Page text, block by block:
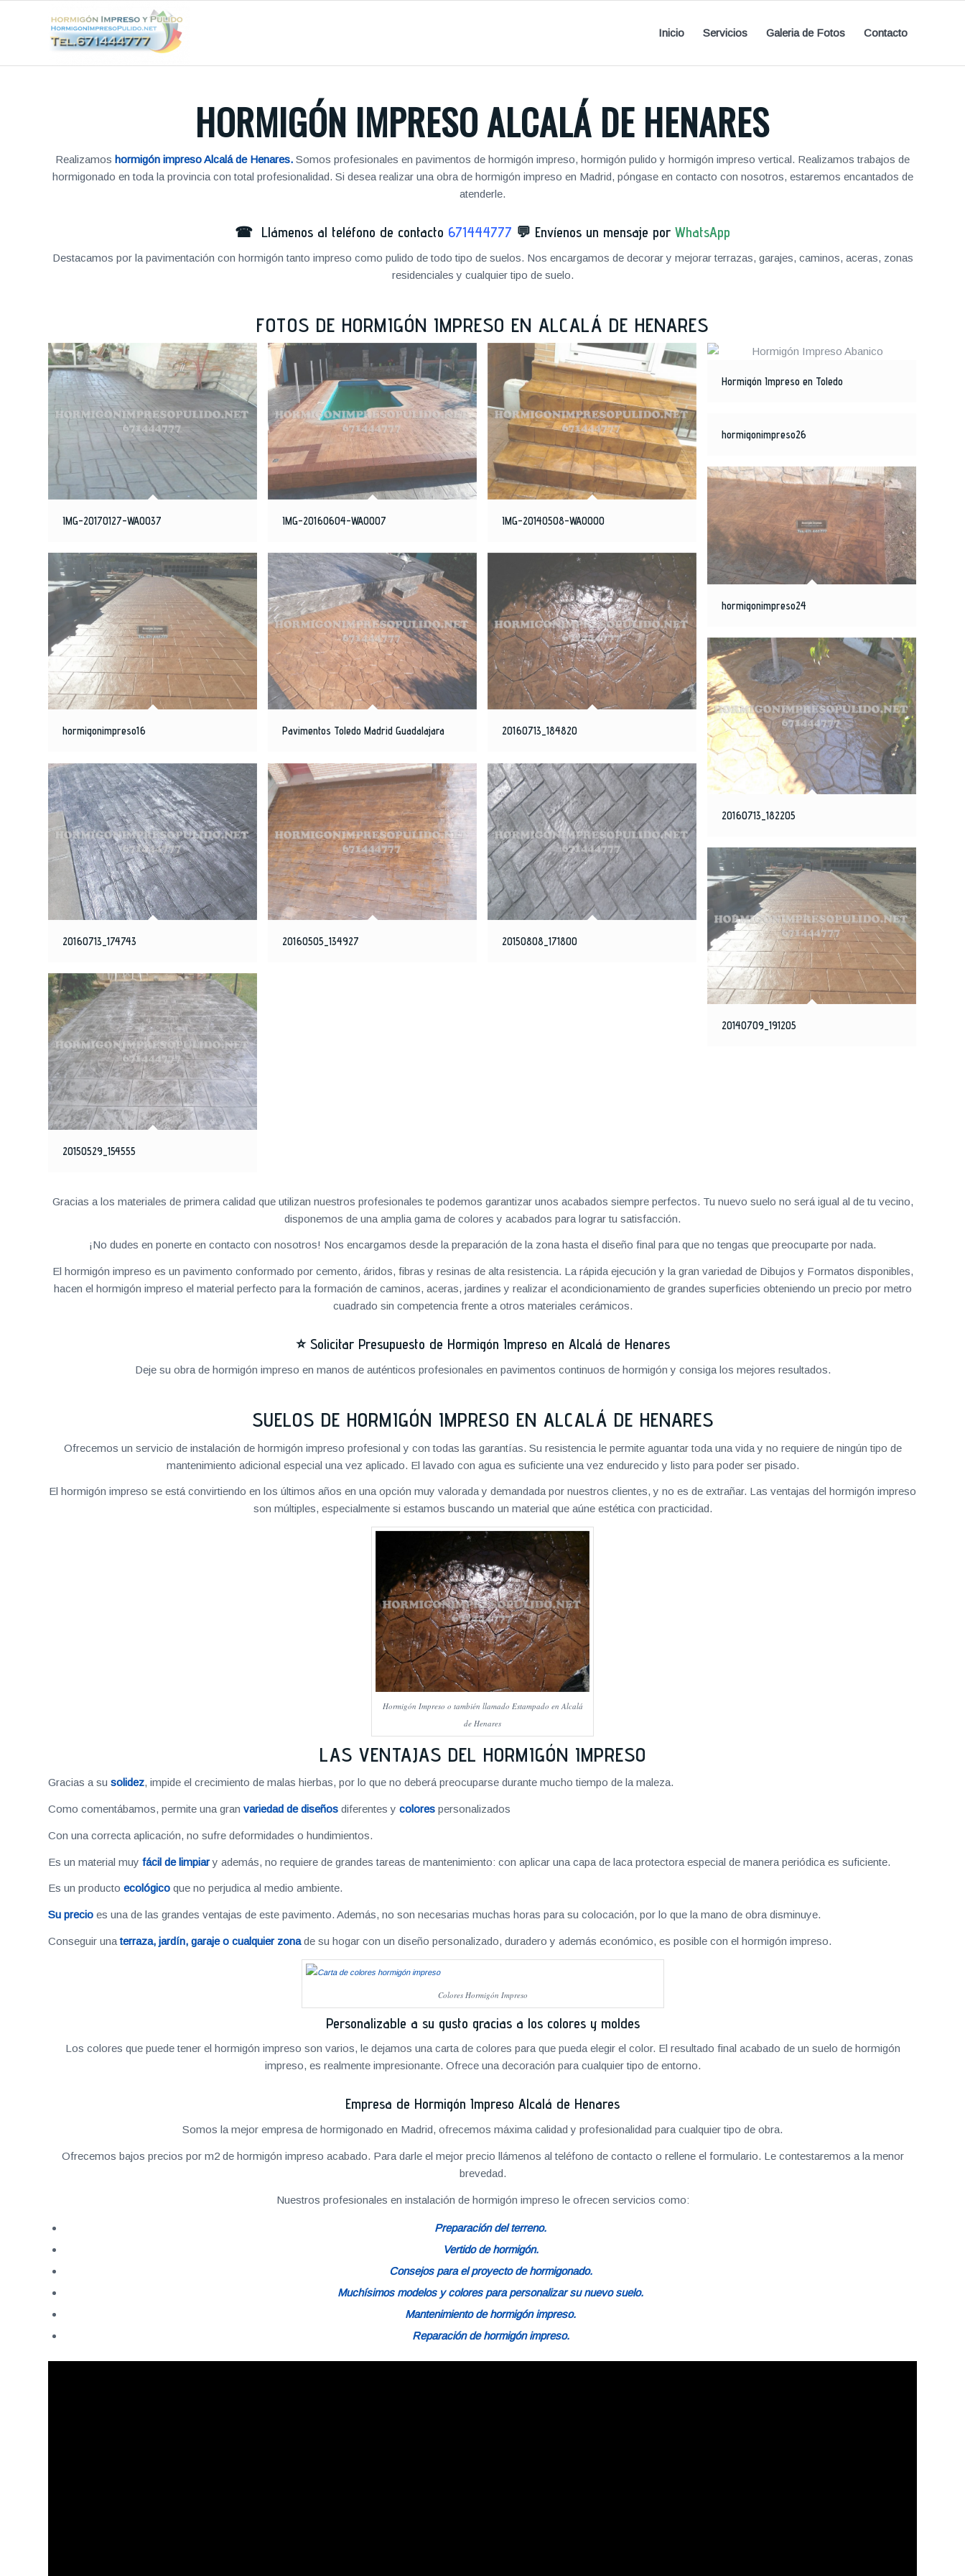
Inicio Servicios Galeria de Fotos Contacto
HORMIGÓN IMPRESO ALCALÁ DE HENARES
Realizamos hormigón impreso Alcalá de Henares. Somos profesionales en pavimentos de hormigón impreso, hormigón pulido y hormigón impreso vertical. Realizamos trabajos de
hormigonado en toda la provincia con total profesionalidad. Si desea realizar una obra de hormigón impreso en Madrid, póngase en contacto con nosotros, estaremos encantados de
atenderle.
☎ Llámenos al teléfono de contacto 671444777 💬 Envíenos un mensaje por WhatsApp
Destacamos por la pavimentación con hormigón tanto impreso como pulido de todo tipo de suelos. Nos encargamos de decorar y mejorar terrazas, garajes, caminos, aceras, zonas
residenciales y cualquier tipo de suelo.
FOTOS DE HORMIGÓN IMPRESO EN ALCALÁ DE HENARES
IMG-20170127-WA0037 IMG-20160604-WA0007 IMG-20140508-WA0000
Hormigón Impreso en Toledo
hormigonimpreso26
hormigonimpreso24
hormigonimpreso16 Pavimentos Toledo Madrid Guadalajara 20160713_184820
20160713_182205
20160713_174743 20160505_134927 20150808_171800
20140709_191205
20150529_154555
Gracias a los materiales de primera calidad que utilizan nuestros profesionales te podemos garantizar unos acabados siempre perfectos. Tu nuevo suelo no será igual al de tu vecino,
disponemos de una amplia gama de colores y acabados para lograr tu satisfacción.
¡No dudes en ponerte en contacto con nosotros! Nos encargamos desde la preparación de la zona hasta el diseño final para que no tengas que preocuparte por nada.
El hormigón impreso es un pavimento conformado por cemento, áridos, fibras y resinas de alta resistencia. La rápida ejecución y la gran variedad de Dibujos y Formatos disponibles,
hacen el hormigón impreso el material perfecto para la formación de caminos, aceras, jardines y realizar el acondicionamiento de grandes superficies obteniendo un precio por metro
cuadrado sin competencia frente a otros materiales cerámicos.
⭐ Solicitar Presupuesto de Hormigón Impreso en Alcalá de Henares
Deje su obra de hormigón impreso en manos de auténticos profesionales en pavimentos continuos de hormigón y consiga los mejores resultados.
SUELOS DE HORMIGÓN IMPRESO EN ALCALÁ DE HENARES
Ofrecemos un servicio de instalación de hormigón impreso profesional y con todas las garantías. Su resistencia le permite aguantar toda una vida y no requiere de ningún tipo de
mantenimiento adicional especial una vez aplicado. El lavado con agua es suficiente una vez endurecido y listo para poder ser pisado.
El hormigón impreso se está convirtiendo en los últimos años en una opción muy valorada y demandada por nuestros clientes, y no es de extrañar. Las ventajas del hormigón impreso
son múltiples, especialmente si estamos buscando un material que aúne estética con practicidad.
Hormigón Impreso o también llamado Estampado en Alcalá
de Henares
LAS VENTAJAS DEL HORMIGÓN IMPRESO
Gracias a su solidez, impide el crecimiento de malas hierbas, por lo que no deberá preocuparse durante mucho tiempo de la maleza.
Como comentábamos, permite una gran variedad de diseños diferentes y colores personalizados
Con una correcta aplicación, no sufre deformidades o hundimientos.
Es un material muy fácil de limpiary además, no requiere de grandes tareas de mantenimiento: con aplicar una capa de laca protectora especial de manera periódica es suficiente.
Es un producto ecológico que no perjudica al medio ambiente.
Su precio es una de las grandes ventajas de este pavimento. Además, no son necesarias muchas horas para su colocación, por lo que la mano de obra disminuye.
Conseguir unaterraza, jardín, garaje o cualquier zonade su hogar con un diseño personalizado, duradero y además económico, es posible con el hormigón impreso.
Colores Hormigón Impreso
Personalizable a su gusto gracias a los colores y moldes
Los colores que puede tener el hormigón impreso son varios, le dejamos una carta de colores para que pueda elegir el color. El resultado final acabado de un suelo de hormigón
impreso, es realmente impresionante. Ofrece una decoración para cualquier tipo de entorno.
Empresa de Hormigón Impreso Alcalá de Henares
Somos la mejor empresa de hormigonado en Madrid, ofrecemos máxima calidad y profesionalidad para cualquier tipo de obra.
Ofrecemos bajos precios por m2 de hormigón impreso acabado. Para darle el mejor precio llámenos al teléfono de contacto o rellene el formulario. Le contestaremos a la menor
brevedad.
Nuestros profesionales en instalación de hormigón impreso le ofrecen servicios como:
Preparación del terreno.
Vertido de hormigón.
Consejos para el proyecto de hormigonado.
Muchísimos modelos y colores para personalizar su nuevo suelo.
Mantenimiento de hormigón impreso.
Reparación de hormigón impreso.